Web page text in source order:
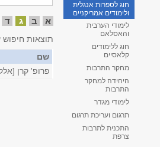
חוג לספרות אנגלית
ולימודים אמריקניים
לימודי הערבית
והאסלאם
חוג ללימודים
קלאסיים
מחקר התרבות
היחידה למחקר
התרבות
לימודי מגדר
תרגום ועריכת תרגום
התכנית לתרבות
צרפת
א ב ג ד
תוצאות חיפוש
שם
פרופ' קרן